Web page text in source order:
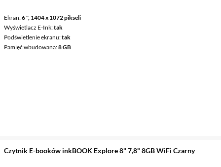
Ekran 6 ", 1404 x 1072 pikseli
Wyświetlacz E-Ink tak
Podświetlenie ekranu tak
Pamięć wbudowana 8 GB
Czytnik E-booków inkBOOK Explore 8" 7,8" 8GB WiFi Czarny